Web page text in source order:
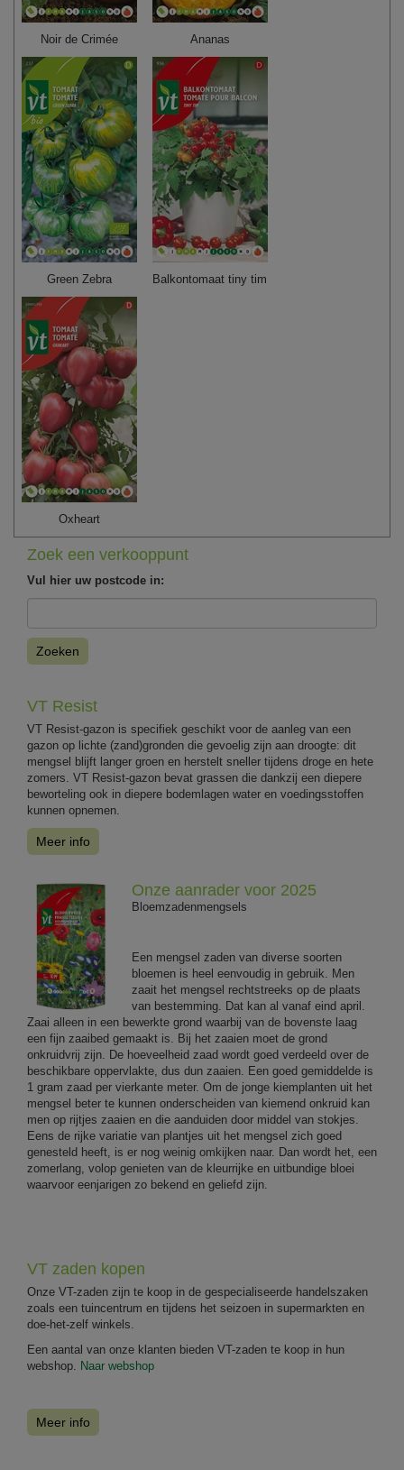
Noir de Crimée Ananas
Green Zebra Balkontomaat tiny tim
Oxheart
Zoek een verkooppunt
Vul hier uw postcode in:
Zoeken
VT Resist
VT Resist-gazon is specifiek geschikt voor de aanleg van een
gazon op lichte (zand)gronden die gevoelig zijn aan droogte: dit
mengsel blijft langer groen en herstelt sneller tijdens droge en hete
zomers. VT Resist-gazon bevat grassen die dankzij een diepere
beworteling ook in diepere bodemlagen water en voedingsstoffen
kunnen opnemen.
Meer info
Onze aanrader voor 2025
Bloemzadenmengsels
Een mengsel zaden van diverse soorten
bloemen is heel eenvoudig in gebruik. Men
zaait het mengsel rechtstreeks op de plaats
van bestemming. Dat kan al vanaf eind april.
Zaai alleen in een bewerkte grond waarbij van de bovenste laag
een fijn zaaibed gemaakt is. Bij het zaaien moet de grond
onkruidvrij zijn. De hoeveelheid zaad wordt goed verdeeld over de
beschikbare oppervlakte, dus dun zaaien. Een goed gemiddelde is
1 gram zaad per vierkante meter. Om de jonge kiemplanten uit het
mengsel beter te kunnen onderscheiden van kiemend onkruid kan
men op rijtjes zaaien en die aanduiden door middel van stokjes.
Eens de rijke variatie van plantjes uit het mengsel zich goed
genesteld heeft, is er nog weinig omkijken naar. Dan wordt het, een
zomerlang, volop genieten van de kleurrijke en uitbundige bloei
waarvoor eenjarigen zo bekend en geliefd zijn.
VT zaden kopen
Onze VT-zaden zijn te koop in de gespecialiseerde handelszaken
zoals een tuincentrum en tijdens het seizoen in supermarkten en
doe-het-zelf winkels.
Een aantal van onze klanten bieden VT-zaden te koop in hun
webshop.
Naar webshop
Meer info